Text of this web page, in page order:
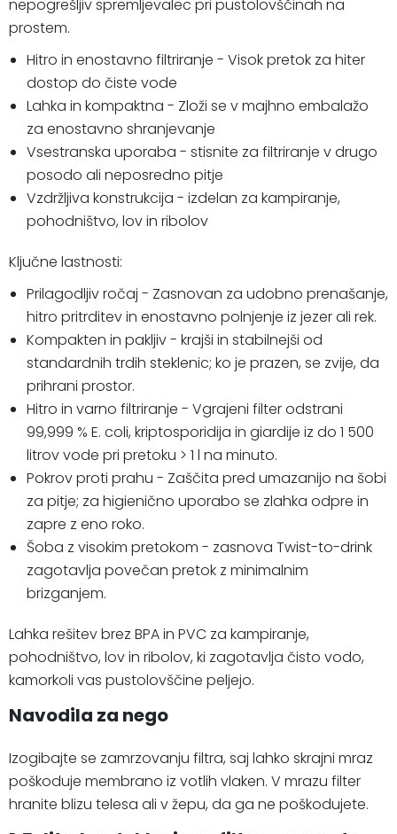
nepogrešljiv spremljevalec pri pustolovščinah na
prostem.
Hitro in enostavno filtriranje - Visok pretok za hiter
dostop do čiste vode
Lahka in kompaktna - Zloži se v majhno embalažo
za enostavno shranjevanje
Vsestranska uporaba - stisnite za filtriranje v drugo
posodo ali neposredno pitje
Vzdržljiva konstrukcija - izdelan za kampiranje,
pohodništvo, lov in ribolov
Ključne lastnosti:
Prilagodljiv ročaj - Zasnovan za udobno prenašanje,
hitro pritrditev in enostavno polnjenje iz jezer ali rek.
Kompakten in pakljiv - krajši in stabilnejši od
standardnih trdih steklenic; ko je prazen, se zvije, da
prihrani prostor.
Hitro in varno filtriranje - Vgrajeni filter odstrani
99,999 % E. coli, kriptosporidija in giardije iz do 1 500
litrov vode pri pretoku > 1 l na minuto.
Pokrov proti prahu - Zaščita pred umazanijo na šobi
za pitje; za higienično uporabo se zlahka odpre in
zapre z eno roko.
Šoba z visokim pretokom - zasnova Twist-to-drink
zagotavlja povečan pretok z minimalnim
brizganjem.
Lahka rešitev brez BPA in PVC za kampiranje,
pohodništvo, lov in ribolov, ki zagotavlja čisto vodo,
kamorkoli vas pustolovščine peljejo.
Navodila za nego
Izogibajte se zamrzovanju filtra, saj lahko skrajni mraz
poškoduje membrano iz votlih vlaken. V mrazu filter
hranite blizu telesa ali v žepu, da ga ne poškodujete.